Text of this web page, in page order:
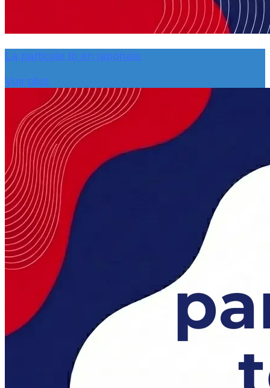
La particule to en japonais
Voir plus